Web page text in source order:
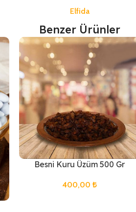
Elfida
Benzer Ürünler
Besni Kuru Üzüm 500 Gr
400,00₺